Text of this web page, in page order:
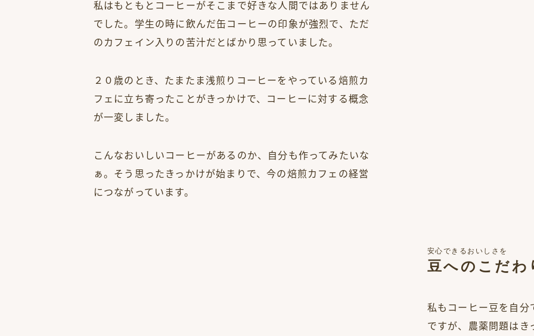
私はもともとコーヒーがそこまで好きな人間ではありません
でした。学生の時に飲んだ缶コーヒーの印象が強烈で、ただ
のカフェイン入りの苦汁だとばかり思っていました。
２０歳のとき、たまたま浅煎りコーヒーをやっている焙煎カ
フェに立ち寄ったことがきっかけで、コーヒーに対する概念
が一変しました。
こんなおいしいコーヒーがあるのか、自分も作ってみたいな
ぁ。そう思ったきっかけが始まりで、今の焙煎カフェの経営
につながっています。
安心できるおいしさを
豆へのこだわ
私もコーヒー豆を自分
ですが、農薬問題はき